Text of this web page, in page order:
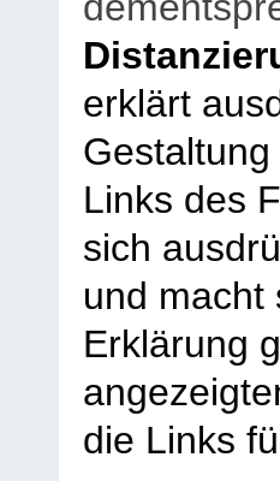
erklärt
Links des
sich
und macht
Erklärung
die Links